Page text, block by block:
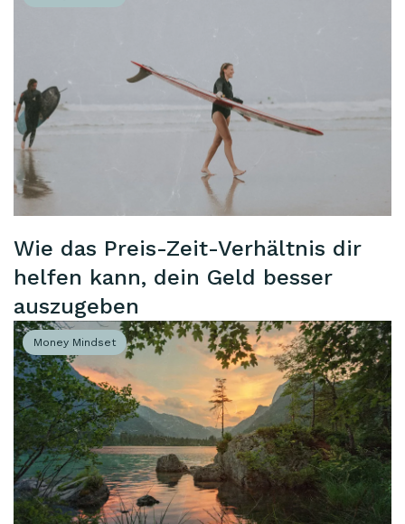
Wie das Preis-Zeit-Verhältnis dir
helfen kann, dein Geld besser
auszugeben
Money Mindset